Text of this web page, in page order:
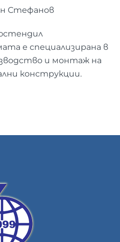
Стефанов
е специализирана в
и монтаж на
конструкции.